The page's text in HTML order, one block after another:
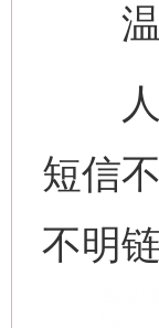
温
人
短信
不明